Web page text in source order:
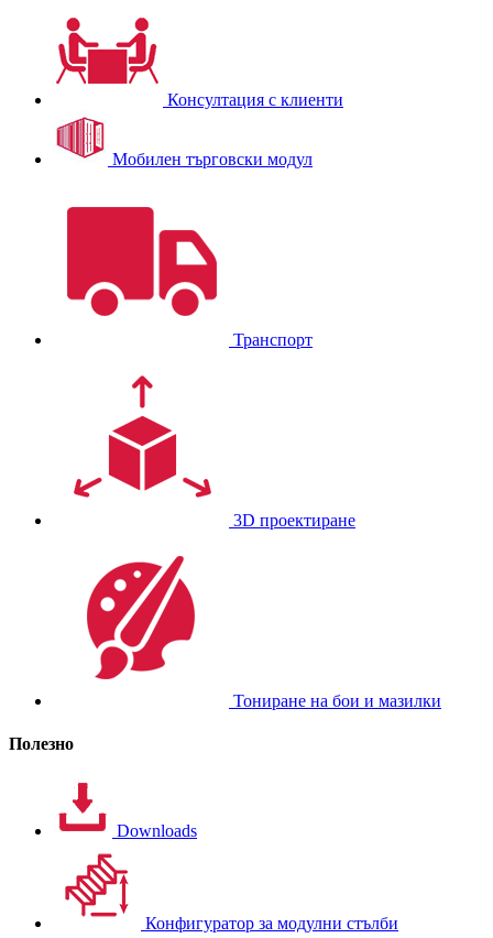
Консултация с клиенти
Мобилен търговски модул
Транспорт
3D проектиране
Тониране на бои и мазилки
Полезно
Downloads
Конфигуратор за модулни стълби